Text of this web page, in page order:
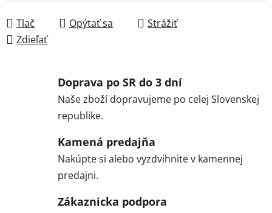
Tlač Opýtať sa
Strážiť
Zdieľať
Doprava po SR do 3 dní
Naše zboží dopravujeme po celej Slovenskej
republike.
Kamená predajňa
Nakúpte si alebo vyzdvihnite v kamennej
predajni.
Zákaznicka podpora